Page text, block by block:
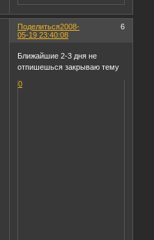
Поделиться 6
2008-
05-19 23:40:08
Ближайшие 2-3 дня не
отпишешься закрываю тему
0